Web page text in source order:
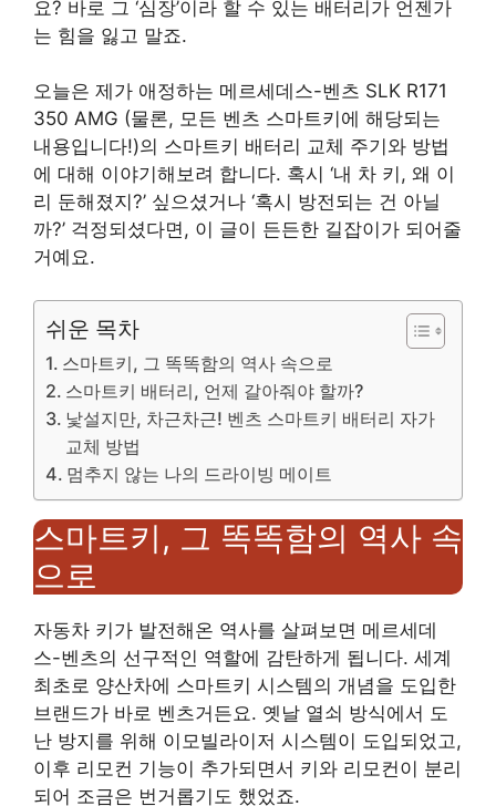
요? 바로 그 ‘심장’이라 할 수 있는 배터리가 언젠가
는 힘을 잃고 말죠.
오늘은 제가 애정하는 메르세데스-벤츠 SLK R171
350 AMG (물론, 모든 벤츠 스마트키에 해당되는
내용입니다!)의 스마트키 배터리 교체 주기와 방법
에 대해 이야기해보려 합니다. 혹시 ‘내 차 키, 왜 이
리 둔해졌지?’ 싶으셨거나 ‘혹시 방전되는 건 아닐
까?’ 걱정되셨다면, 이 글이 든든한 길잡이가 되어줄
거예요.
쉬운 목차
스마트키, 그 똑똑함의 역사 속으로
스마트키 배터리, 언제 갈아줘야 할까?
낯설지만, 차근차근! 벤츠 스마트키 배터리 자가
교체 방법
멈추지 않는 나의 드라이빙 메이트
스마트키, 그 똑똑함의 역사 속
으로
자동차 키가 발전해온 역사를 살펴보면 메르세데
스-벤츠의 선구적인 역할에 감탄하게 됩니다. 세계
최초로 양산차에 스마트키 시스템의 개념을 도입한
브랜드가 바로 벤츠거든요. 옛날 열쇠 방식에서 도
난 방지를 위해 이모빌라이저 시스템이 도입되었고,
이후 리모컨 기능이 추가되면서 키와 리모컨이 분리
되어 조금은 번거롭기도 했었죠.